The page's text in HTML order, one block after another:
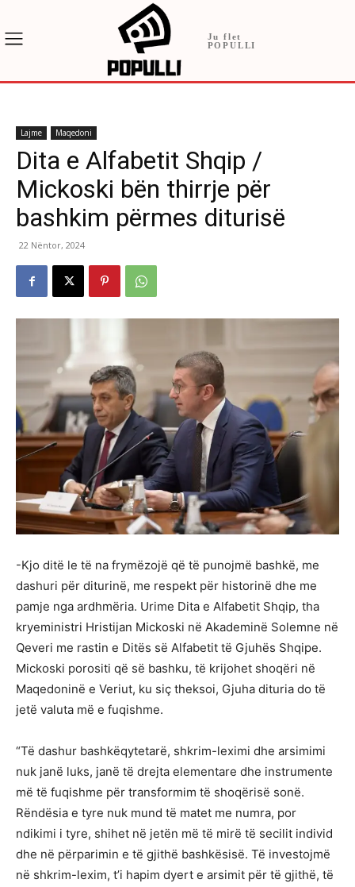
Ju flet
POPULLI
Lajme Maqedoni
Dita e Alfabetit Shqip /
Mickoski bën thirrje për
bashkim përmes diturisë
22 Nëntor, 2024
-Kjo ditë le të na frymëzojë që të punojmë bashkë, me
dashuri për diturinë, me respekt për historinë dhe me
pamje nga ardhmëria. Urime Dita e Alfabetit Shqip, tha
kryeministri Hristijan Mickoski në Akademinë Solemne në
Qeveri me rastin e Ditës së Alfabetit të Gjuhës Shqipe.
Mickoski porositi që së bashku, të krijohet shoqëri në
Maqedoninë e Veriut, ku siç theksoi, Gjuha dituria do të
jetë valuta më e fuqishme.
“Të dashur bashkëqytetarë, shkrim-leximi dhe arsimimi
nuk janë luks, janë të drejta elementare dhe instrumente
më të fuqishme për transformim të shoqërisë sonë.
Rëndësia e tyre nuk mund të matet me numra, por
ndikimi i tyre, shihet në jetën më të mirë të secilit individ
dhe në përparimin e të gjithë bashkësisë. Të investojmë
në shkrim-lexim, t’i hapim dyert e arsimit për të gjithë, të